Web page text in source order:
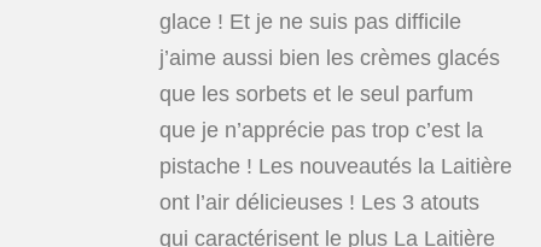
glace ! Et je ne suis pas difficile
j’aime aussi bien les crèmes glacés
que les sorbets et le seul parfum
que je n’apprécie pas trop c’est la
pistache ! Les nouveautés la Laitière
ont l’air délicieuses ! Les 3 atouts
qui caractérisent le plus La Laitière